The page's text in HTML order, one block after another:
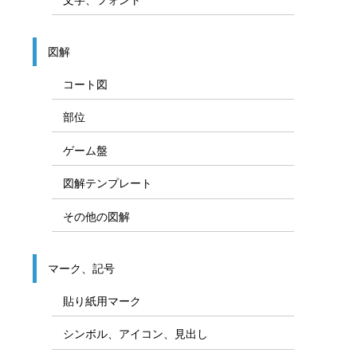
図解
コート図
部位
ゲーム盤
図解テンプレート
その他の図解
マーク、記号
貼り紙用マーク
シンボル、アイコン、見出し